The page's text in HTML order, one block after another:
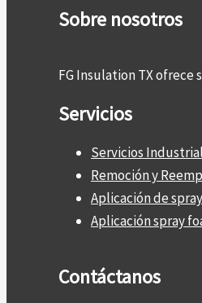
Sobre nosotros
FG Insulation TX
Servicios
Servicios
Remoción y
Aplicación de
Aplicación spray
Contáctanos